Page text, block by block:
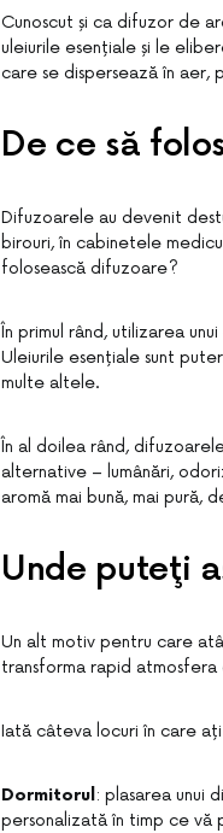
Cunoscut și ca difuzor de
uleiurile esențiale și le
care se dispersează în
De ce să
Difuzoarele au devenit
birouri, în cabinetele
folosească difuzoare?
În primul rând, utilizarea
Uleiurile esențiale sunt
multe altele.
În al doilea rând,
alternative – lumânări,
aromă mai bună, mai pură,
Unde puteţi
Un alt motiv pentru care
transforma rapid atmosfera
Iată câteva locuri în care
Dormitorul : plasarea unui
personalizată în timp ce vă